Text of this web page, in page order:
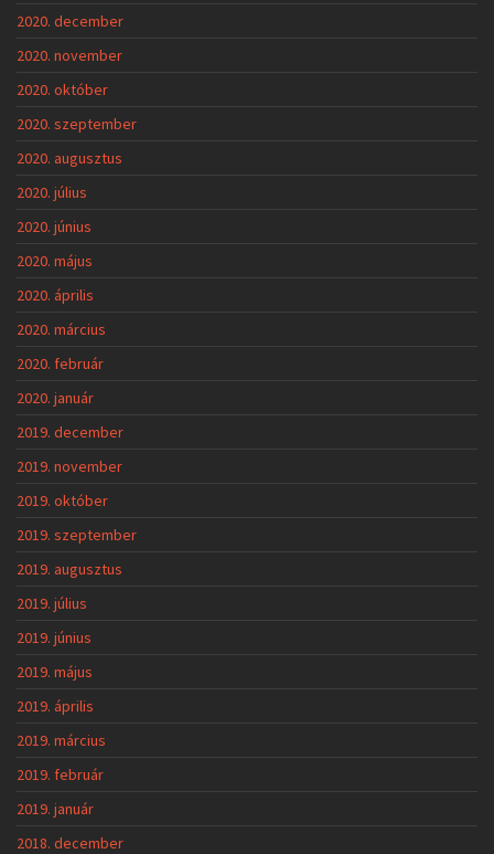
2020. december
2020. november
2020. október
2020. szeptember
2020. augusztus
2020. július
2020. június
2020. május
2020. április
2020. március
2020. február
2020. január
2019. december
2019. november
2019. október
2019. szeptember
2019. augusztus
2019. július
2019. június
2019. május
2019. április
2019. március
2019. február
2019. január
2018. december